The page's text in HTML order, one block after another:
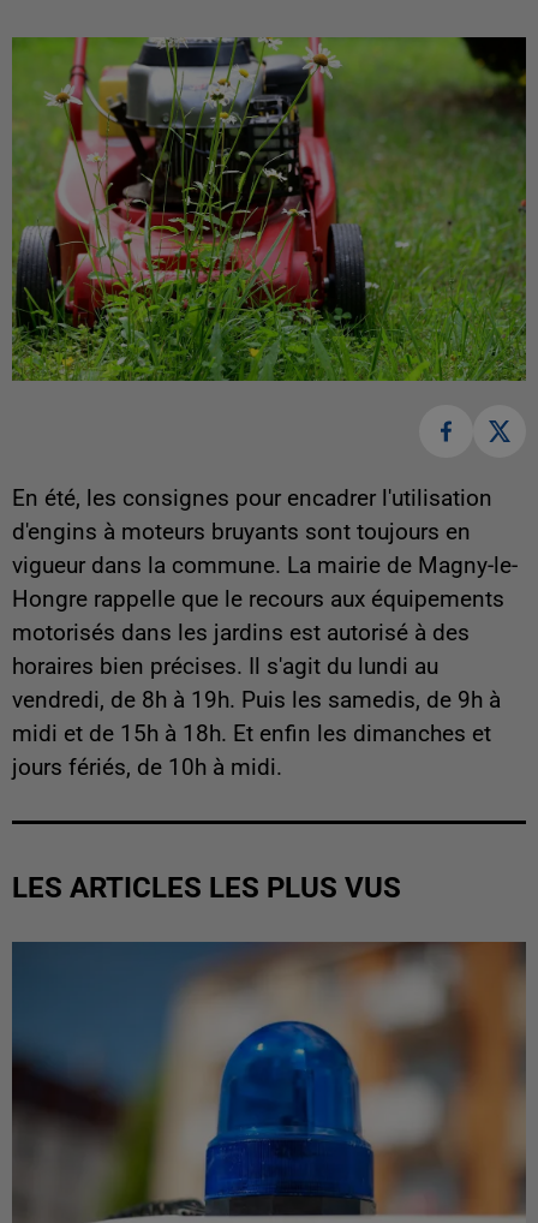
En été, les consignes pour encadrer l'utilisation
d'engins à moteurs bruyants sont toujours en
vigueur dans la commune. La mairie de Magny-le-
Hongre rappelle que le recours aux équipements
motorisés dans les jardins est autorisé à des
horaires bien précises. Il s'agit du lundi au
vendredi, de 8h à 19h. Puis les samedis, de 9h à
midi et de 15h à 18h. Et enfin les dimanches et
jours fériés, de 10h à midi.
LES ARTICLES LES PLUS VUS